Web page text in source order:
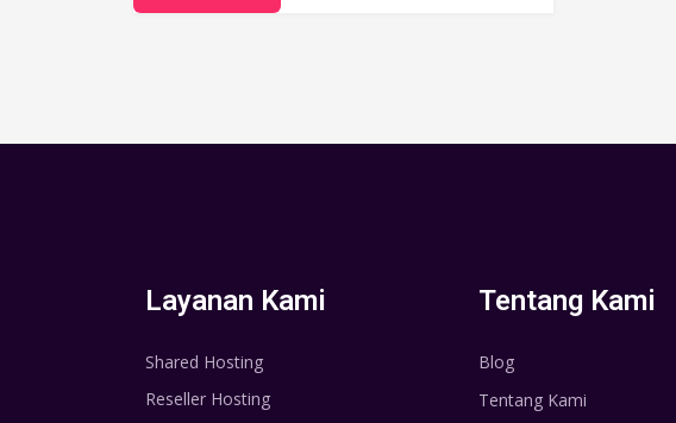
Layanan Kami
Shared Hosting
Reseller Hosting
Tentang Kami
Blog
Tentang Kami